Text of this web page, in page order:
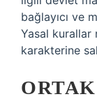
bağlayıcı ve
Yasal kurallar
karakterine